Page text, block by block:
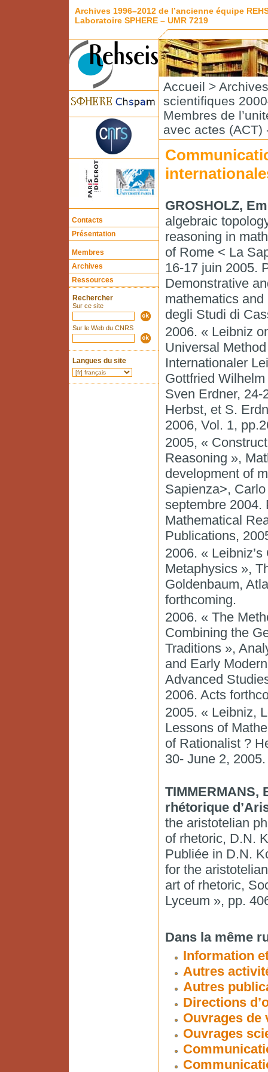
Archives 1996–2012 de l’ancienne équipe
Laboratoire SPHERE – UMR 7219
Contacts
Présentation
Membres
Archives
Ressources
Rechercher
Sur ce site
Sur le Web du CNRS
Langues du site
Accueil > Archives
scientifiques
Membres de
avec actes (ACT)
GROSHOLZ,
algebraic
reasoning in
of Rome < La
16-17 juin 2005.
Demonstrative
mathematics and
degli Studi di
2006. « Leibniz
Universal
Internationaler
Gottfried
Sven Erdner,
Herbst, et S.
2006, Vol. 1,
2005, «
Reasoning »,
development of
Sapienza>,
septembre 2004.
Mathematical
Publications,
2006. «
Metaphysics »,
Goldenbaum,
forthcoming.
2006. « The
Combining the
Traditions »,
and Early
Advanced
2006. Acts
2005. « Leibniz,
Lessons of
of Rationalist ?
30- June 2,
TIMMERMANS,
rhétorique
the aristotelian
of rhetoric, D.N.
Publiée in D.N.
for the
art of rhetoric,
Lyceum », pp.
Dans la même
Information
Autres
Autres
Directions
Ouvrages de
Ouvrages